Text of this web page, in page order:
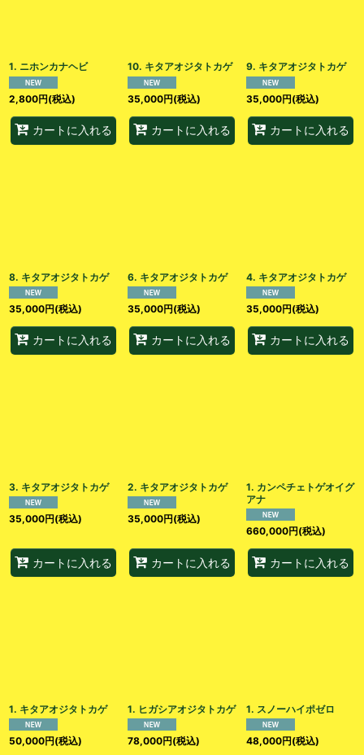
1. ニホンカナヘビ
2,800円(税込)
カートに入れる
10. キタアオジタトカゲ
35,000円(税込)
カートに入れる
9. キタアオジタトカゲ
35,000円(税込)
カートに入れる
8. キタアオジタトカゲ
35,000円(税込)
カートに入れる
6. キタアオジタトカゲ
35,000円(税込)
カートに入れる
4. キタアオジタトカゲ
35,000円(税込)
カートに入れる
3. キタアオジタトカゲ
35,000円(税込)
カートに入れる
2. キタアオジタトカゲ
35,000円(税込)
カートに入れる
1. カンペチェトゲオイグ
アナ
660,000円(税込)
カートに入れる
1. キタアオジタトカゲ
50,000円(税込)
1. ヒガシアオジタトカゲ
78,000円(税込)
1. スノーハイポゼロ
48,000円(税込)